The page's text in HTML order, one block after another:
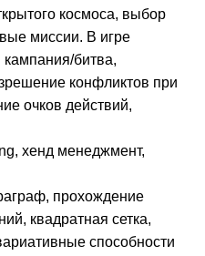
космоса, выбор
миссии. В игре
битва,
конфликтов при
очков действий,
хенд менеджмент,
прохождение
квадратная сетка,
способности